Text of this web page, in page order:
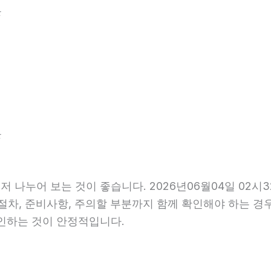
나누어 보는 것이 좋습니다. 2026년06월04일 02시
, 준비사항, 주의할 부분까지 함께 확인해야 하는
하는 것이 안정적입니다.